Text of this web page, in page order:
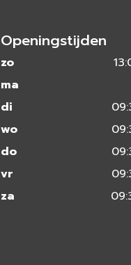
Openingstijden
zo
ma
di
wo
do
vr
za